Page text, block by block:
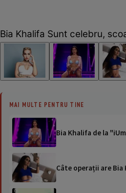
Bia Khalifa Sunt celebru,
MAI MULTE PENTRU TINE
Bia Khalifa de la
Câte operații are